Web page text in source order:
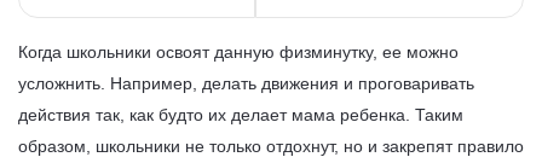
Когда школьники освоят данную физминутку, ее можно
усложнить. Например, делать движения и проговаривать
действия так, как будто их делает мама ребенка. Таким
образом, школьники не только отдохнут, но и закрепят правило